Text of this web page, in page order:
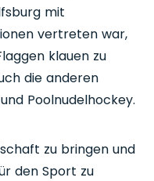
mit
vertreten war,
klauen zu
die anderen
Poolnudelhockey.
zu bringen und
den Sport zu